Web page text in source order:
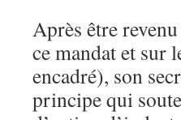
Après être
ce mandat et sur
encadré), son
principe qui